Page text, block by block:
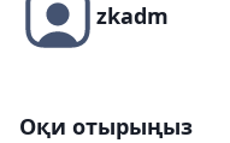
zkadm
Оқи отырыңыз